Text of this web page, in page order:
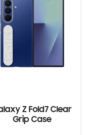
Z Fold7 Clear
Grip Case